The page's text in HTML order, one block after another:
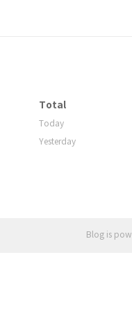
Total
Today
Yesterday
Blog is